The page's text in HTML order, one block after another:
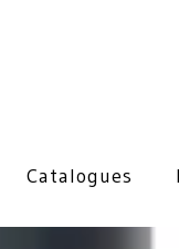
Catalogues